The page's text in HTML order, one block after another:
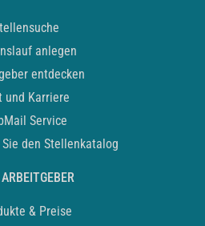
anlegen
entdecken
und Karriere
Service
Sie den Stellenkatalog
ARBEITGEBER
& Preise